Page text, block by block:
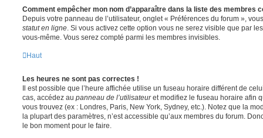
Comment empêcher mon nom d’apparaître dans la liste des membres
Depuis votre panneau de l’utilisateur, onglet « Préférences du forum »,
statut en ligne . Si vous activez cette option vous ne serez visible que par
vous-même. Vous serez compté parmi les membres invisibles.
Haut
Les heures ne sont pas correctes !
Il est possible que l’heure affichée utilise un fuseau horaire différent de
cas, accédez au panneau de l’utilisateuret modifiez le fuseau horaire afin
vous trouvez (ex : Londres, Paris, New York, Sydney, etc.). Notez que la
la plupart des paramètres, n’est accessible qu’aux membres du forum.
le bon moment pour le faire.